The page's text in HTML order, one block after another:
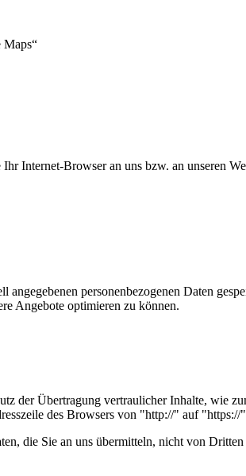
Maps“
Internet-Browser an uns bzw. an unseren
personenbezogenen Daten
Angebote optimieren zu können.
der Übertragung vertraulicher Inhalte, wie
des Browsers von "http://" auf
die Sie an uns übermitteln, nicht von